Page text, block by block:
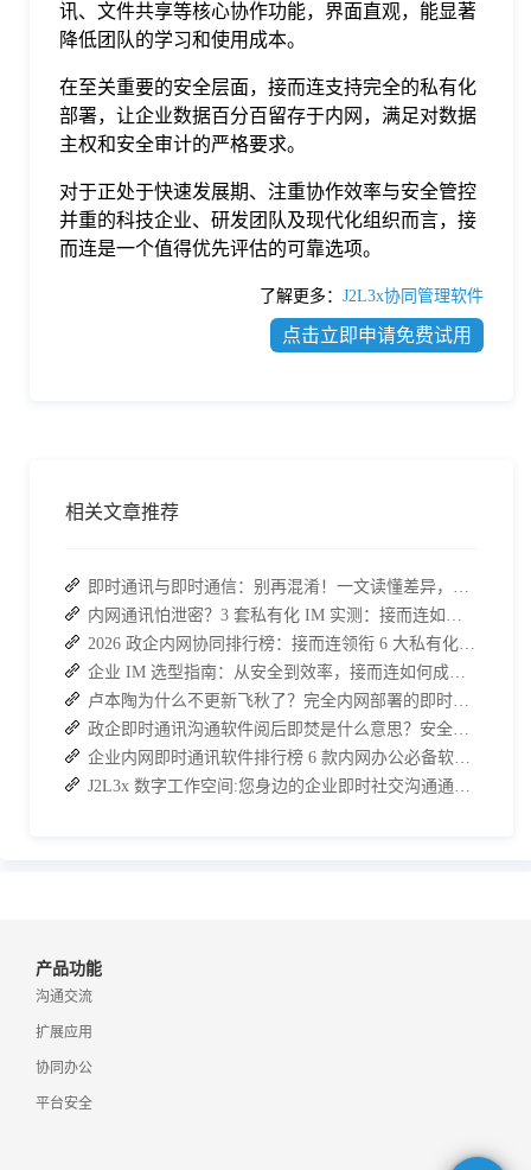
讯、文件共享等核心协作功能，界面直观，能显著
降低团队的学习和使用成本。
在至关重要的安全层面，接而连支持完全的私有化
部署，让企业数据百分百留存于内网，满足对数据
主权和安全审计的严格要求。
对于正处于快速发展期、注重协作效率与安全管控
并重的科技企业、研发团队及现代化组织而言，接
而连是一个值得优先评估的可靠选项。
了解更多： J2L3x协同管理软件
点击立即申请免费试用
相关文章推荐
即时通讯与即时通信：别再混淆！一文读懂差异，接而连适配企业协作需求
内网通讯怕泄密？3 套私有化 IM 实测：接而连如何筑牢安全防线并提效
2026 政企内网协同排行榜：接而连领衔 6 大私有化方案，安全与效率双升级
企业 IM 选型指南：从安全到效率，接而连如何成为中大型企业首选
卢本陶为什么不更新飞秋了？完全内网部署的即时通讯软件推荐
政企即时通讯沟通软件阅后即焚是什么意思？安全聊天软件介绍
企业内网即时通讯软件排行榜 6 款内网办公必备软件介绍
J2L3x 数字工作空间:您身边的企业即时社交沟通通讯专家
产品功能
沟通交流
扩展应用
协同办公
平台安全